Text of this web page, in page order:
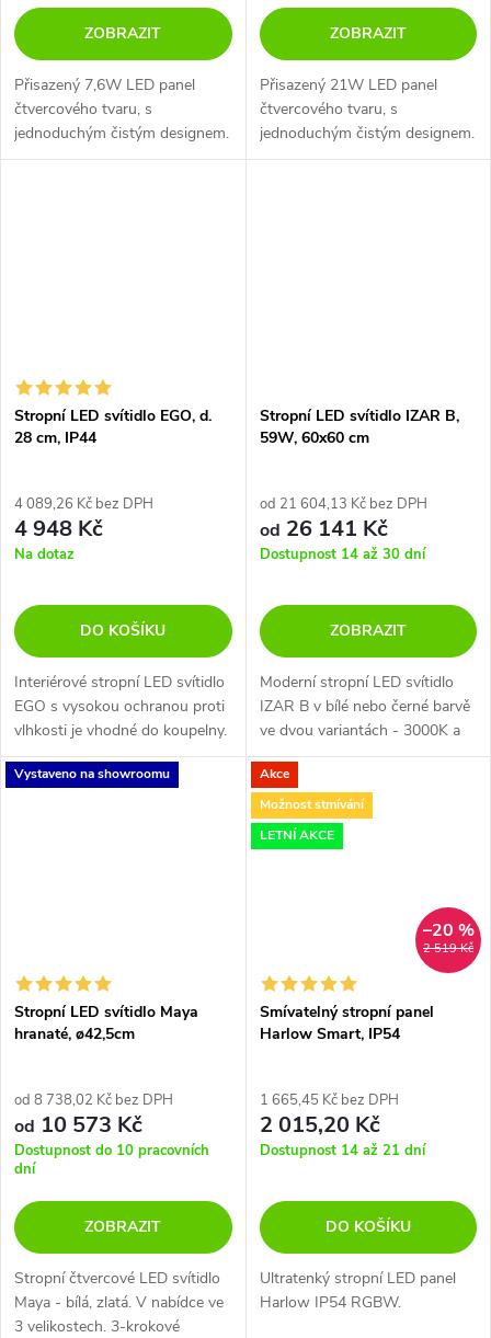
ZOBRAZIT
Přisazený 7,6W LED panel
čtvercového tvaru, s
jednoduchým čistým designem.
Možnost změny chromatičnosti
ZOBRAZIT
Přisazený 21W LED panel
čtvercového tvaru, s
jednoduchým čistým designem.
Možnost změny chromatičnosti
Stropní LED svítidlo EGO, d.
28 cm, IP44
4 089,26 Kč bez DPH
4 948 Kč
Na dotaz
DO KOŠÍKU
Interiérové stropní LED svítidlo
EGO s vysokou ochranou proti
vlhkosti je vhodné do koupelny.
Na výběr ze 3 velikostí.
Stropní LED svítidlo IZAR B,
59W, 60x60 cm
od 21 604,13 Kč bez DPH
od 26 141 Kč
Dostupnost 14 až 30 dní
ZOBRAZIT
Moderní stropní LED svítidlo
IZAR B v bílé nebo černé barvě
ve dvou variantách - 3000K a
4000K s možností smívání
nebo bez.
Vystaveno na showroomu
Stropní LED svítidlo Maya
hranaté, ø42,5cm
od 8 738,02 Kč bez DPH
od 10 573 Kč
Dostupnost do 10 pracovních
dní
ZOBRAZIT
Stropní čtvercové LED svítidlo
Maya - bílá, zlatá. V nabídce ve
3 velikostech. 3-krokové
Akce
Možnost stmívání
LETNÍ AKCE
2 519 Kč
–20 %
Smívatelný stropní panel
Harlow Smart, IP54
1 665,45 Kč bez DPH
2 015,20 Kč
Dostupnost 14 až 21 dní
DO KOŠÍKU
Ultratenký stropní LED panel
Harlow IP54 RGBW.